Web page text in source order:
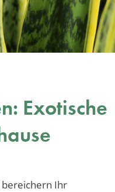
Exotische
Ihr